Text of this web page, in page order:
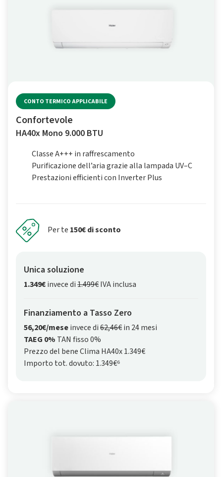
CONTO TERMICO APPLICABILE
Confortevole
HA40x Mono 9.000 BTU
Classe A+++ in raffrescamento
Purificazione dell’aria grazie alla lampada UV–C
Prestazioni efficienti con Inverter Plus
Per te 150€ di sconto
Unica soluzione
1.349€invece di1.499€IVA inclusa
Finanziamento a Tasso Zero
56,20€/meseinvece di62,46€in 24 mesi
TAEG 0% TAN fisso 0%
Prezzo del bene Clima HA40x 1.349€
Importo tot. dovuto: 1.349€⁶